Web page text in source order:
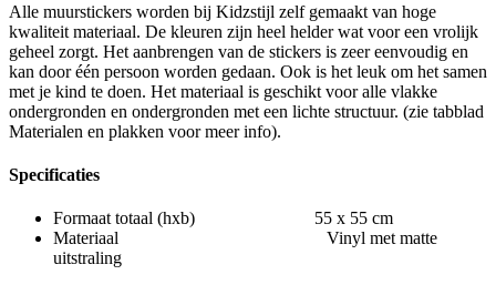
Alle muurstickers worden bij Kidzstijl zelf gemaakt van hoge
kwaliteit materiaal. De kleuren zijn heel helder wat voor een vrolijk
geheel zorgt. Het aanbrengen van de stickers is zeer eenvoudig en
kan door één persoon worden gedaan. Ook is het leuk om het samen
met je kind te doen. Het materiaal is geschikt voor alle vlakke
ondergronden en ondergronden met een lichte structuur. (zie tabblad
Materialen en plakken voor meer info).
Specificaties
Formaat totaal (hxb) 55 x 55 cm
Materiaal Vinyl met matte
uitstraling